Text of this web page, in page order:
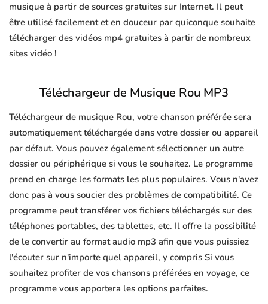
musique à partir de sources gratuites sur Internet. Il peut
être utilisé facilement et en douceur par quiconque souhaite
télécharger des vidéos mp4 gratuites à partir de nombreux
sites vidéo !
Téléchargeur de Musique Rou MP3
Téléchargeur de musique Rou, votre chanson préférée sera
automatiquement téléchargée dans votre dossier ou appareil
par défaut. Vous pouvez également sélectionner un autre
dossier ou périphérique si vous le souhaitez. Le programme
prend en charge les formats les plus populaires. Vous n'avez
donc pas à vous soucier des problèmes de compatibilité. Ce
programme peut transférer vos fichiers téléchargés sur des
téléphones portables, des tablettes, etc. Il offre la possibilité
de le convertir au format audio mp3 afin que vous puissiez
l'écouter sur n'importe quel appareil, y compris Si vous
souhaitez profiter de vos chansons préférées en voyage, ce
programme vous apportera les options parfaites.